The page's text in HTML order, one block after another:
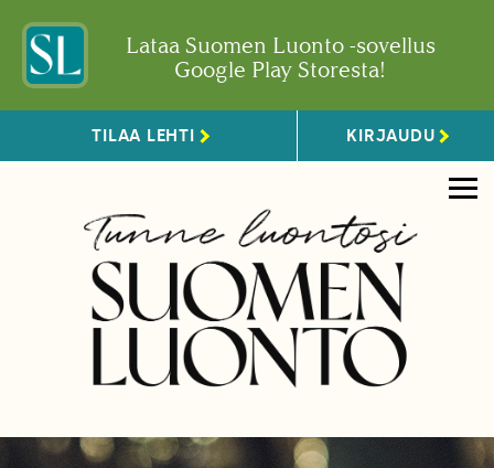
Lataa Suomen Luonto -sovellus
Google Play Storesta!
TILAA LEHTI KIRJAUDU